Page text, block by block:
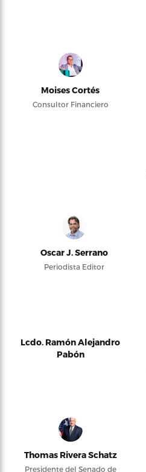
Moises Cortés
Consultor Financiero
Oscar J. Serrano
Periodista Editor
Lcdo. Ramón Alejandro
Pabón
Thomas Rivera Schatz
Presidente del Senado de